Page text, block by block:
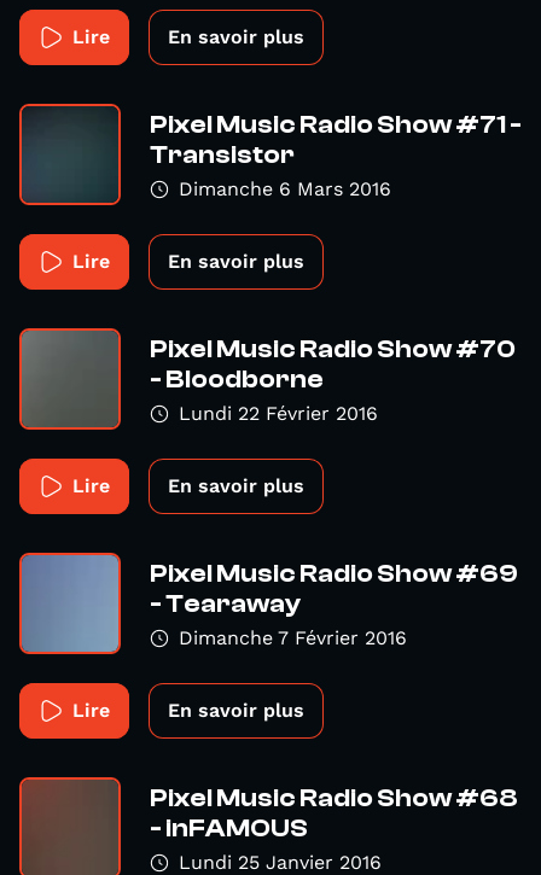
Lire En savoir plus
Pixel Music Radio Show #71 -
Transistor
Dimanche 6 Mars 2016
Lire En savoir plus
Pixel Music Radio Show #70
- Bloodborne
Lundi 22 Février 2016
Lire En savoir plus
Pixel Music Radio Show #69
- Tearaway
Dimanche 7 Février 2016
Lire En savoir plus
Pixel Music Radio Show #68
- inFAMOUS
Lundi 25 Janvier 2016